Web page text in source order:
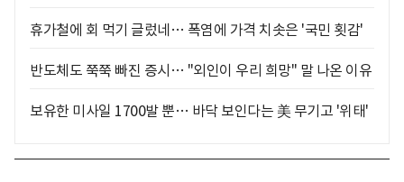
휴가철에 회 먹기 글렀네… 폭염에 가격 치솟은 '국민 횟감'
반도체도 쭉쭉 빠진 증시… "외인이 우리 희망" 말 나온 이유
보유한 미사일 1700발 뿐… 바닥 보인다는 美 무기고 '위태'